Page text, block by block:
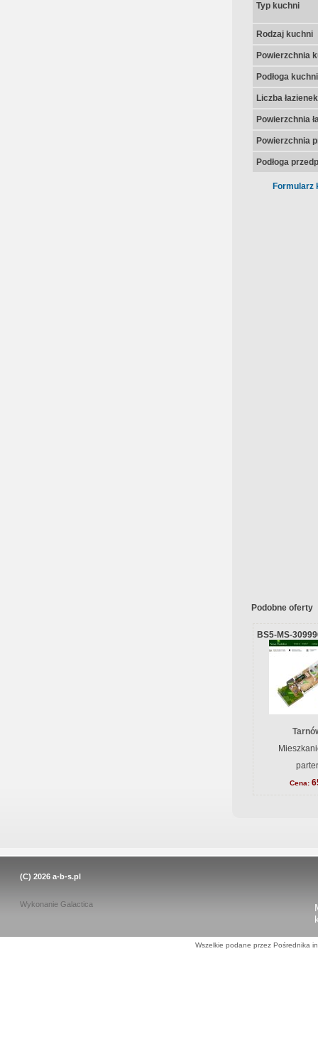
Typ kuchni
Rodzaj kuchni
Powierzchnia
Podłoga kuchni
Liczba łazienek
Powierzchnia
Powierzchnia
Podłoga
Formularz
Podobne oferty
BS5-MS-
Cena:
(C) 2026 a-b-s.pl
Wykonanie Galactica
Wszelkie podane przez Pośrednika